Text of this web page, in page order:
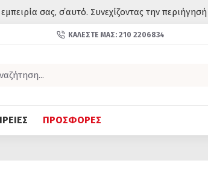
σας, σ΄αυτό. Συνεχίζοντας την
ΚΑΛΈΣΤΕ ΜΑΣ: 210 2206834
ΠΡΟΣΦΟΡΕΣ